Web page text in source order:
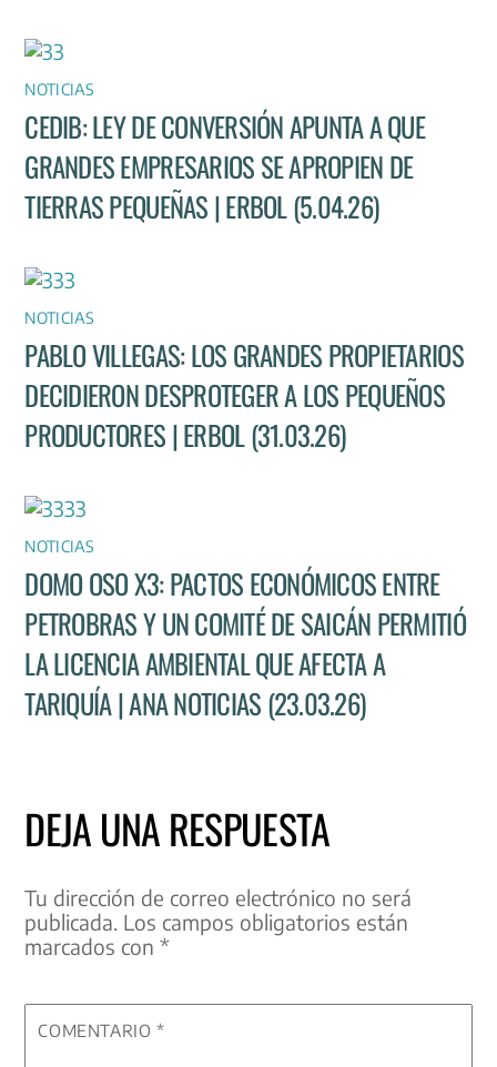
NOTICIAS
CEDIB: LEY DE CONVERSIÓN APUNTA A QUE
GRANDES EMPRESARIOS SE APROPIEN DE
TIERRAS PEQUEÑAS | ERBOL (5.04.26)
NOTICIAS
PABLO VILLEGAS: LOS GRANDES PROPIETARIOS
DECIDIERON DESPROTEGER A LOS PEQUEÑOS
PRODUCTORES | ERBOL (31.03.26)
NOTICIAS
DOMO OSO X3: PACTOS ECONÓMICOS ENTRE
PETROBRAS Y UN COMITÉ DE SAICÁN PERMITIÓ
LA LICENCIA AMBIENTAL QUE AFECTA A
TARIQUÍA | ANA NOTICIAS (23.03.26)
DEJA UNA RESPUESTA
Tu dirección de correo electrónico no será
publicada. Los campos obligatorios están
marcados con*
COMENTARIO*